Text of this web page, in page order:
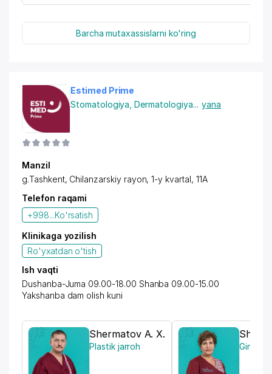
Barcha mutaxassislarni ko'ring
Estimed Prime
Stomatologiya ,Dermatologiya... yana
Manzil
g.Tashkent, Chilanzarskiy rayon, 1-y kvartal, 11A
Telefon raqami
+998...Ko'rsatish
Klinikaga yozilish
Ro'yxatdan o'tish
Ish vaqti
Dushanba-Juma 09.00-18.00 Shanba 09.00-15.00
Yakshanba dam olish kuni
Shermatov A. X.
Plastik jarroh